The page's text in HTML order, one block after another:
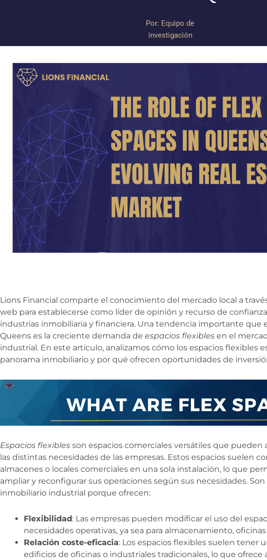
Por: Equipo de
investigación
Lions Financial comparte el conocimiento del mercado local a
web para establecerse como líder de opinión y recurso de
industrias inmobiliaria y financiera. Una tendencia importante que
Queens es la creciente demanda de espacios flexibles en el
industrial. En este artículo, analizamos cómo los espacios flexibles
panorama inmobiliario y por qué ofrecen oportunidades de
Espacios flexibles son espacios comerciales versátiles que pueden
las distintas necesidades de las empresas. Estos espacios suelen
almacenes o locales comerciales en una sola instalación, lo que
ampliar y reconfigurar sus operaciones según sus necesidades.
inmobiliario industrial porque ofrecen:
Flexibilidad : Las empresas pueden modificar el uso del
necesidades operativas, ya sea para almacenamiento,
Relación coste-eficacia: Los espacios flexibles suelen tener
edificios de oficinas o industriales tradicionales, lo que ofrece